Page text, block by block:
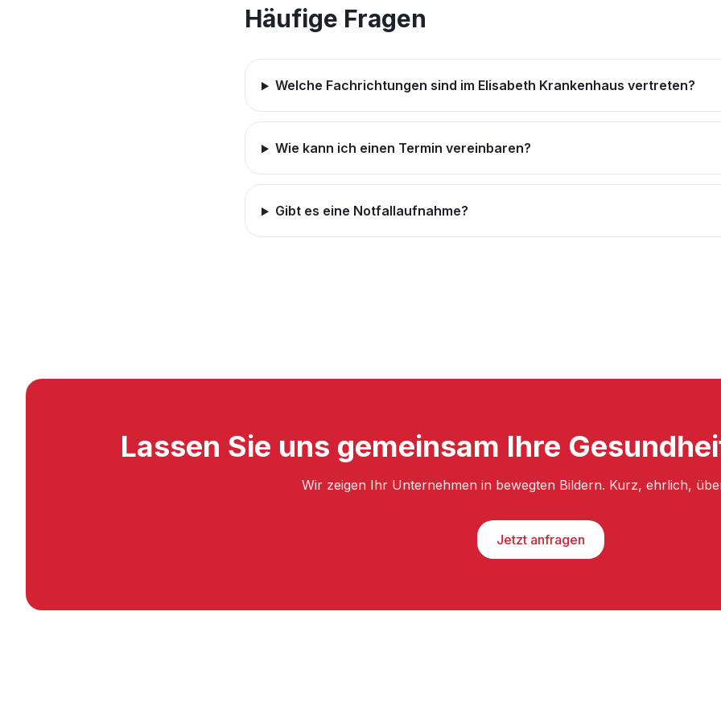
Häufige Fragen
Welche Fachrichtungen sind im Elisabeth Krankenhaus vertreten?
Wie kann ich einen Termin vereinbaren?
Gibt es eine Notfallaufnahme?
Lassen Sie uns gemeinsam Ihre
Wir zeigen Ihr Unternehmen in bewegten Bildern. Kurz, ehrlich,
Jetzt anfragen